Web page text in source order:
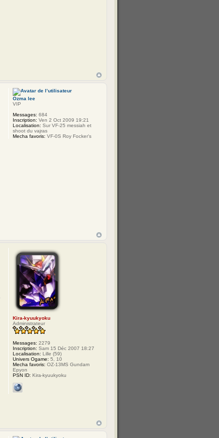
Ozma lee
VIP
Messages: 684
Inscription: Ven 2 Oct 2009 19:21
Localisation: Sur VF-25 messiah et
shoot du vajras
Mecha favoris: VF-0S Roy Focker's
Kira-kyuukyoku
Administrateur
Messages: 2279
Inscription: Sam 15 Déc 2007 18:27
Localisation: Lille (59)
Univers Ogame: 5, 10
Mecha favoris: OZ-13MS Gundam
Epyon
PSN ID: Kira-kyuukyoku